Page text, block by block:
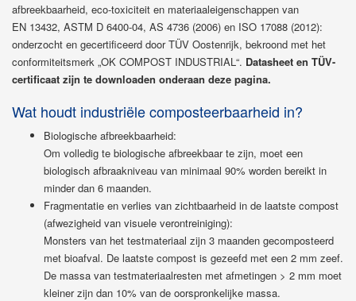
afbreekbaarheid, eco-toxiciteit en materiaaleigenschappen van
EN 13432, ASTM D 6400-04, AS 4736 (2006) en ISO 17088 (2012):
onderzocht en gecertificeerd door TÜV Oostenrijk, bekroond met het
conformiteitsmerk „OK COMPOST INDUSTRIAL“. Datasheet en TÜV-
certificaat zijn te downloaden onderaan deze pagina.
Wat houdt industriële composteerbaarheid in?
Biologische afbreekbaarheid:
Om volledig te biologische afbreekbaar te zijn, moet een
biologisch afbraakniveau van minimaal 90% worden bereikt in
minder dan 6 maanden.
Fragmentatie en verlies van zichtbaarheid in de laatste compost
(afwezigheid van visuele verontreiniging):
Monsters van het testmateriaal zijn 3 maanden gecomposteerd
met bioafval. De laatste compost is gezeefd met een 2 mm zeef.
De massa van testmateriaalresten met afmetingen > 2 mm moet
kleiner zijn dan 10% van de oorspronkelijke massa.